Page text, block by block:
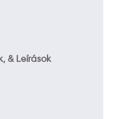
& Leírások